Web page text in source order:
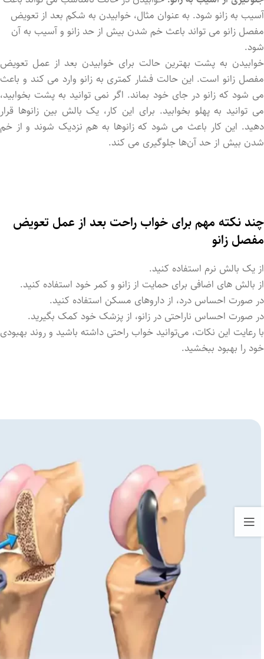
آسیب به زانو شود. به عنوان مثال، خوابیدن به شکم بعد از تعویض
مفصل زانو می ‌تواند باعث خم شدن بیش از حد زانو و آسیب به آن
شود.
خوابیدن به پشت بهترین حالت برای خوابیدن بعد از عمل تعویض
مفصل زانو است. این حالت فشار کمتری به زانو وارد می ‌کند و باعث
می ‌شود که زانو در جای خود بماند. اگر نمی ‌توانید به پشت بخوابید،
می ‌توانید به پهلو بخوابید. برای این کار، یک بالش بین زانوها قرار
دهید. این کار باعث می‌ شود که زانوها به هم نزدیک شوند و از خم
شدن بیش از حد آن‌ها جلوگیری می ‌کند.
چند نکته مهم برای خواب راحت بعد از عمل تعویض
مفصل زانو
از یک بالش نرم استفاده کنید.
از بالش ‌های اضافی برای حمایت از زانو و کمر خود استفاده کنید.
در صورت احساس درد، از داروهای مسکن استفاده کنید.
در صورت احساس ناراحتی در زانو، از پزشک خود کمک بگیرید.
با رعایت این نکات، می‌توانید خواب راحتی داشته باشید و روند بهبودی
خود را بهبود ببخشید.